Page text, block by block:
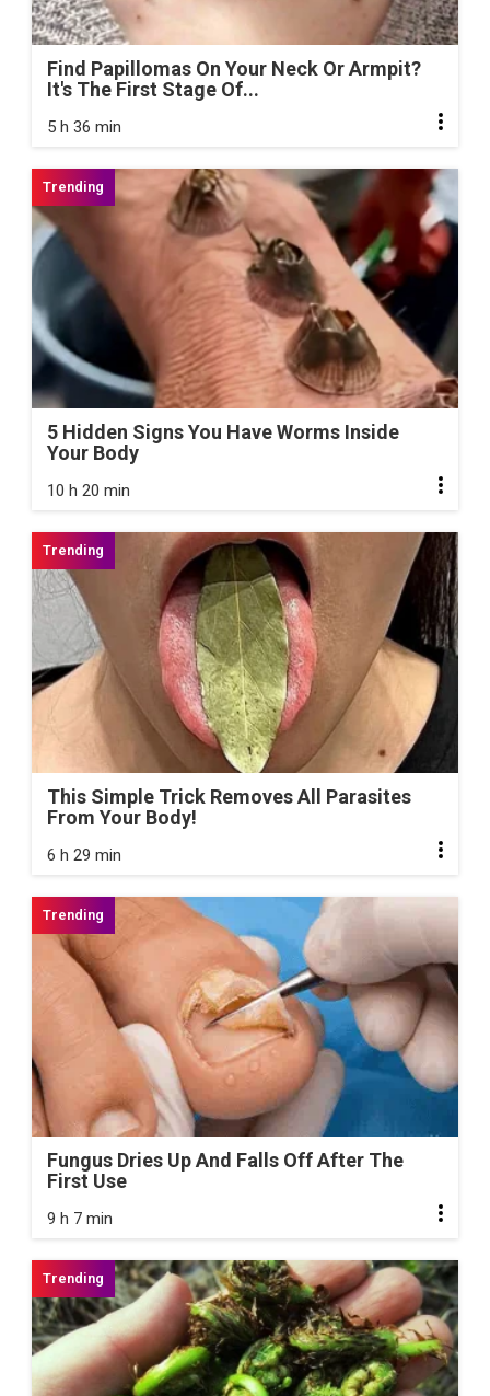
Find Papillomas On Your Neck Or Armpit?
It's The First Stage Of...
5 h 36 min
5 Hidden Signs You Have Worms Inside
Your Body
10 h 20 min
This Simple Trick Removes All Parasites
From Your Body!
6 h 29 min
Fungus Dries Up And Falls Off After The
First Use
9 h 7 min